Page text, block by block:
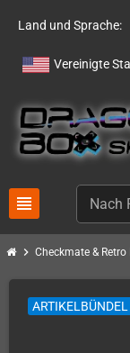
Land und Sprache:
Vereinigte
view_headline
chevron_right Checkmate &
ARTIKELBÜNDEL